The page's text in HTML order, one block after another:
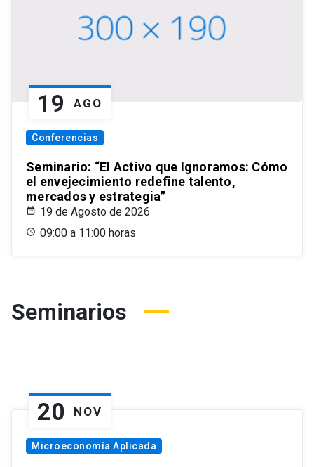
19 AGO
Conferencias
Seminario: “El Activo que Ignoramos: Cómo
el envejecimiento redefine talento,
mercados y estrategia”
19 de Agosto de 2026
09:00 a 11:00 horas
Seminarios
20 NOV
Microeconomía Aplicada